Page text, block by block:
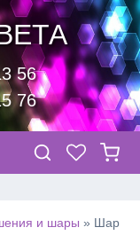
56
76
и шары » Шар